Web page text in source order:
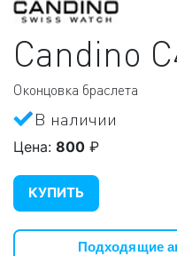
Candino
Оконцовка браслета
В наличии
Цена: 800 ₽
КУПИТЬ
Подходящие